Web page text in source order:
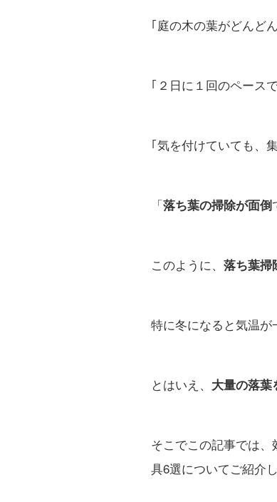
｢庭の木の葉がどんど
｢２日に１回のペース
｢気を付けていても、
「落ち葉の掃除が面倒
このように、 落ち葉掃
特に冬になると気温
とはいえ、 大量の落葉
そこでこの記事では
具6選についてご紹介